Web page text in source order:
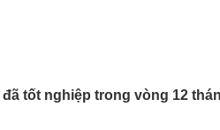
đã tốt nghiệp trong vòng 12